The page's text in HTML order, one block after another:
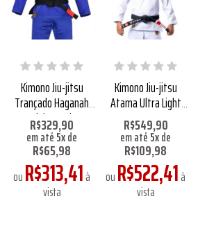
Kimono Jiu-jitsu
Trançado Haganah
Light Azul
R$329,90
em até5xde
R$65,98
ouR$313,41à
vista
Kimono Jiu-jitsu
Atama Ultra Light
Sunset Branco
R$549,90
em até5xde
R$109,98
ouR$522,41à
vista